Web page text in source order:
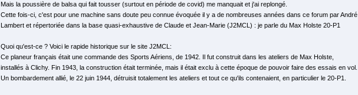
Mais la poussière de balsa qui fait tousser (surtout en période de covid) me manquait et j'ai replongé.
Cette fois-ci, c'est pour une machine sans doute peu connue évoquée il y a de nombreuses années dans ce forum par André
Lambert et répertoriée dans la base quasi-exhaustive de Claude et Jean-Marie (J2MCL) : je parle du Max Holste 20-P1
Quoi qu'est-ce ? Voici le rapide historique sur le site J2MCL:
Ce planeur français était une commande des Sports Aériens, de 1942. Il fut construit dans les ateliers de Max Holste,
installés à Clichy. Fin 1943, la construction était terminée, mais il était exclu à cette époque de pouvoir faire des essais en vol.
Un bombardement allié, le 22 juin 1944, détruisit totalement les ateliers et tout ce qu'ils contenaient, en particulier le 20-P1.